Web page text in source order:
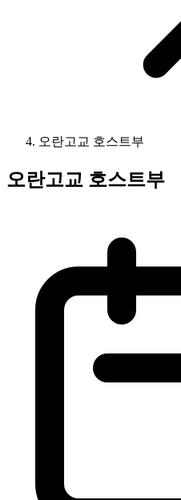
오란고교 호스트부
오란고교 호스트부